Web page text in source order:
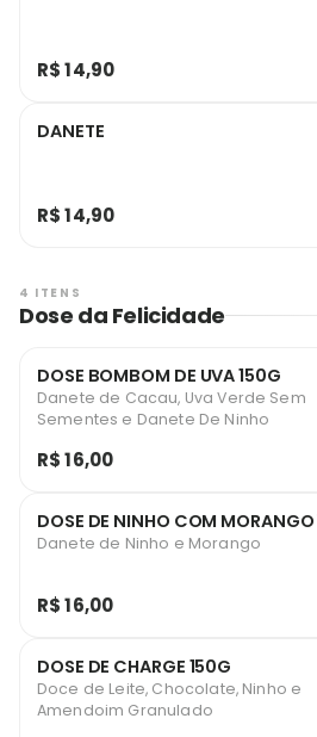
R$ 14,90
DANETE
R$ 14,90
4 ITENS
Dose da Felicidade
DOSE BOMBOM DE UVA 150G
Danete de Cacau, Uva Verde Sem
Sementes e Danete De Ninho
R$ 16,00
DOSE DE NINHO COM
Danete de Ninho e Morango
R$ 16,00
DOSE DE CHARGE 150G
Doce de Leite, Chocolate, Ninho e
Amendoim Granulado